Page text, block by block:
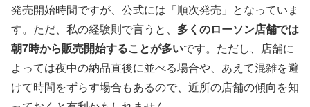
発売開始時間ですが、公式には「順次発売」となっていま
す。ただ、私の経験則で言うと、 多くのローソン店舗では
朝7時から販売開始することが多いです。ただし、店舗に
よっては夜中の納品直後に並べる場合や、あえて混雑を避
けて時間をずらす場合もあるので、近所の店舗の傾向を知